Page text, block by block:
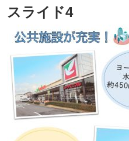
スライド4